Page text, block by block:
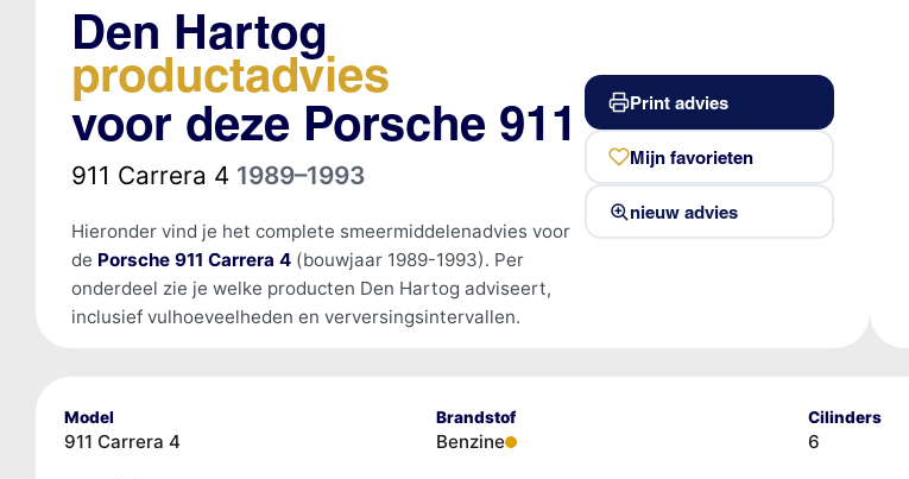
Den Hartog
productadvies
voor deze Porsche 911
911 Carrera 4 1989–1993
Hieronder vind je het complete smeermiddelenadvies voor
de Porsche 911 Carrera 4(bouwjaar 1989-1993). Per
onderdeel zie je welke producten Den Hartog adviseert,
inclusief vulhoeveelheden en verversingsintervallen.
Print advies
Mijn favorieten
nieuw advies
Model
911 Carrera 4
Brandstof
Benzine
Cilinders
6